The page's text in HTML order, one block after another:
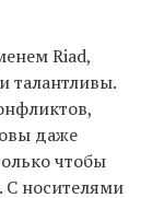
Riad,
талантливы.
даже
чтобы
С носителями